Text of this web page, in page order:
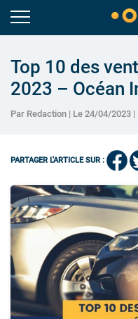
Top 10 des
2023 – Océan
Par Redaction | Le 24/04/2023 |
PARTAGER L'ARTICLE SUR :